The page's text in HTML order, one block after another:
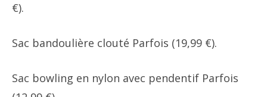
€).
Sac bandoulière clouté Parfois (19,99 €).
Sac bowling en nylon avec pendentif Parfois